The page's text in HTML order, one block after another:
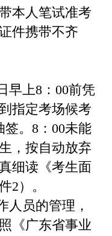
人笔试准考
件携带不齐
上8：00前凭
指定考场候考
签。8：00未能
，按自动放弃
细读《考生面
2）。
员的管理，
《广东省事业